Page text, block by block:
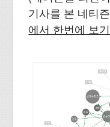
기사를 본 네티
에서 한번에 보